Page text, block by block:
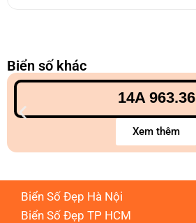
Biển số khác
14A 963.36
Xem thêm
Biển Số Đẹp Hà Nội
Biển Số Đẹp TP HCM